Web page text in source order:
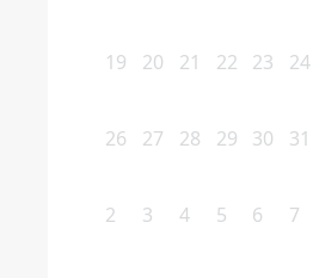
19 20 21 22 23 24
26 27 28 29 30 31
2 3 4 5 6 7